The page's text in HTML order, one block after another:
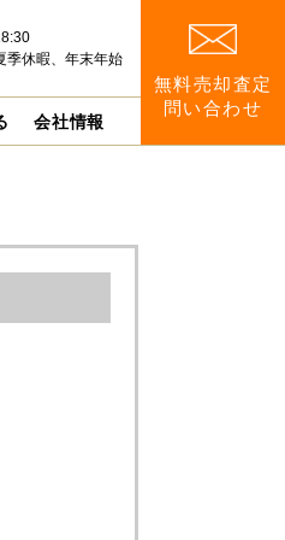
季休暇、年末年始
会社情報
無料売却査定
問い合わせ